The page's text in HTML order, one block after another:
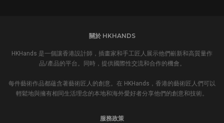
關於 HKHANDS
HKHands 是一個讓香港設計師，插畫家和手工匠人展示他們嶄新和高質量作
品/產品的平台。同時，提供國際性交流和合作的機會。
每件藝術作品都蘊含著藝術匠人的創意。在 HKHands，香港的藝術匠人們可以
輕鬆地與擁有相同生活理念的本地和海外愛好者分享他們的創意和技術。
服務政策